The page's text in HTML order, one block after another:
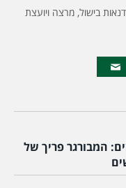
בישול, מרצה ויועצת
המבורגר פריך של